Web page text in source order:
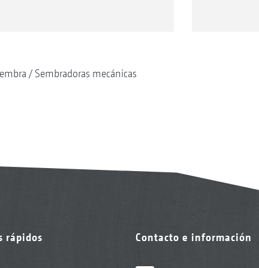
Sembradoras mecánicas
rápidos Contacto e información